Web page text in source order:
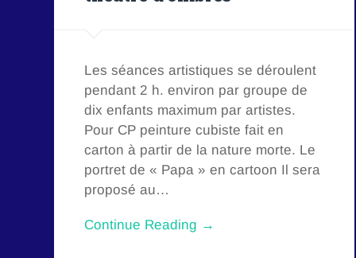
Les séances artistiques se déroulent
pendant 2 h. environ par groupe de
dix enfants maximum par artistes.
Pour CP peinture cubiste fait en
carton à partir de la nature morte. Le
portret de « Papa » en cartoon Il sera
proposé au…
Continue Reading →